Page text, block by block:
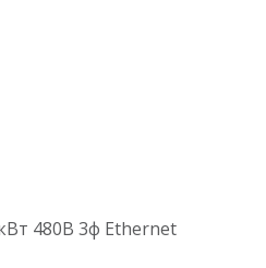
480В 3ф Ethernet